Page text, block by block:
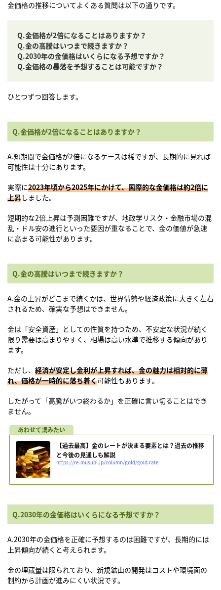
金価格の推移についてよくある質問は以下の通りです。
Q.金価格が2倍になることはありますか？
Q.金の高騰はいつまで続きますか？
Q.2030年の金価格はいくらになる予想ですか？
Q.金価格の暴落を予想することは可能ですか？
ひとつずつ回答します。
Q.金価格が2倍になることはありますか？
A.短期間で金価格が2倍になるケースは稀ですが、長期的に見れば
可能性は十分にあります。
実際に2023年頃から2025年にかけて、国際的な金価格は約2倍に
上昇しました。
短期的な2倍上昇は予測困難ですが、地政学リスク・金融市場の混
乱・ドル安の進行といった要因が重なることで、金の価値が急速
に高まる可能性があります。
Q.金の高騰はいつまで続きますか？
A.金の上昇がどこまで続くかは、世界情勢や経済政策に大きく左右
されるため、確実な予想はできません。
金は「安全資産」としての性質を持つため、不安定な状況が続く
限り需要は高まりやすく、相場は高い水準で推移する傾向があり
ます。
ただし、 経済が安定し金利が上昇すれば、金の魅力は相対的に薄
れ、価格が一時的に落ち着く可能性もあります。
したがって「高騰がいつ終わるか」を正確に言い切ることはでき
ません。
【過去最高】金のレートが決まる要素とは？過去の推移
と今後の見通しも解説
https://re-musubi.jp/column/gold/gold-rate
Q.2030年の金価格はいくらになる予想ですか？
A.2030年の金価格を正確に予想するのは困難ですが、長期的には
上昇傾向が続くと考えられます。
金の埋蔵量は限られており、新規鉱山の開発はコストや環境面の
制約から計画が進みにくい状況です。